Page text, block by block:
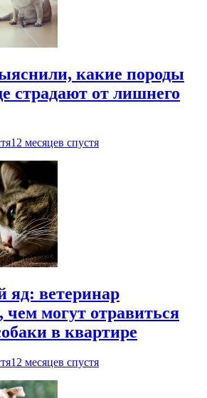
какие породы
страдают от лишнего
12 месяцев спустя
ветеринар
чем могут отравиться
в квартире
12 месяцев спустя